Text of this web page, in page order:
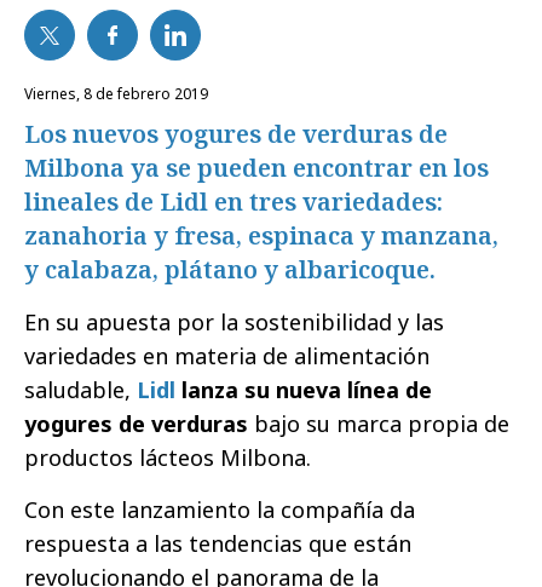
viernes, 8 de febrero 2019
Los nuevos yogures de verduras de
Milbona ya se pueden encontrar en los
lineales de Lidl en tres variedades:
zanahoria y fresa, espinaca y manzana,
y calabaza, plátano y albaricoque.
En su apuesta por la sostenibilidad y las
variedades en materia de alimentación
saludable, Lidl lanza su nueva línea de
yogures de verduras bajo su marca propia de
productos lácteos Milbona.
Con este lanzamiento la compañía da
respuesta a las tendencias que están
revolucionando el panorama de la